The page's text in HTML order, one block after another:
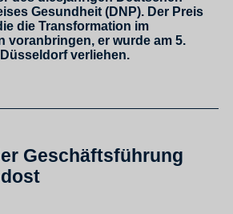
Gesundheit (DNP). Der Preis
die Transformation im
voranbringen, er wurde am 5.
verliehen.
Geschäftsführung